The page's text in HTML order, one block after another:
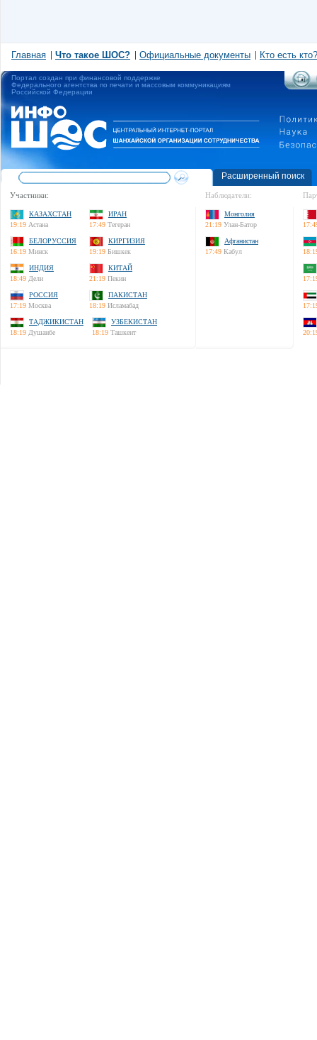
Главная Что такое ШОС? Официальные документы Кто есть кто?
Портал создан при финансовой поддержке
Федерального агентства по печати и массовым коммуникациям
Российской Федерации
Расширенный поиск
Участники:
КАЗАХСТАН
19:19 Астана
ИРАН
17:49 Тегеран
БЕЛОРУССИЯ
16:19 Минск
КИРГИЗИЯ
19:19 Бишкек
ИНДИЯ
18:49 Дели
КИТАЙ
21:19 Пекин
РОССИЯ
17:19 Москва
ПАКИСТАН
18:19 Исламабад
ТАДЖИКИСТАН
18:19 Душанбе
УЗБЕКИСТАН
18:19 Ташкент
Наблюдатели:
Монголия
21:19 Улан-Батор
Афганистан
17:49 Кабул